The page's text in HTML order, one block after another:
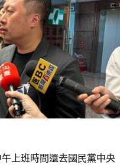
上班時間還去國民黨中央